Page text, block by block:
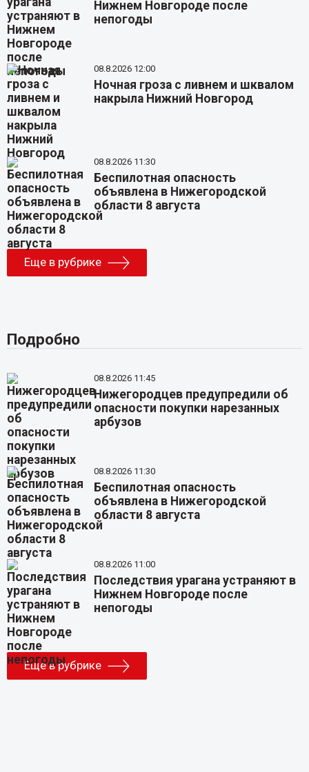
Нижнем Новгороде после
непогоды
08.8.2026 12:00
Ночная гроза с ливнем и шквалом
накрыла Нижний Новгород
08.8.2026 11:30
Беспилотная опасность
объявлена в Нижегородской
области 8 августа
Еще в рубрике
Подробно
08.8.2026 11:45
Нижегородцев предупредили об
опасности покупки нарезанных
арбузов
08.8.2026 11:30
Беспилотная опасность
объявлена в Нижегородской
области 8 августа
08.8.2026 11:00
Последствия урагана устраняют в
Нижнем Новгороде после
непогоды
Еще в рубрике